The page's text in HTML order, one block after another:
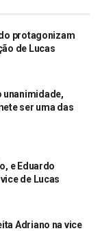
protagonizam
de Lucas
unanimidade,
ser uma das
e Eduardo
de Lucas
Adriano na vice